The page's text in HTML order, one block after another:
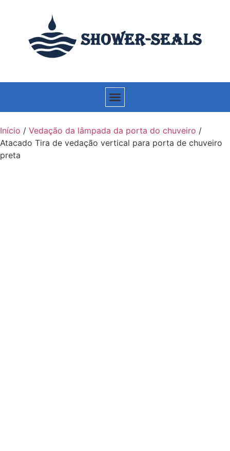
Início / Vedação da lâmpada da porta do chuveiro /
Atacado Tira de vedação vertical para porta de chuveiro
preta